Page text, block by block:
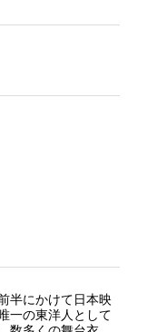
半にかけて日本映
一の東洋人として